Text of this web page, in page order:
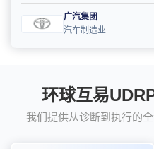
广汽集团
汽车制造业
环球互易
我们提供从诊断到执行的